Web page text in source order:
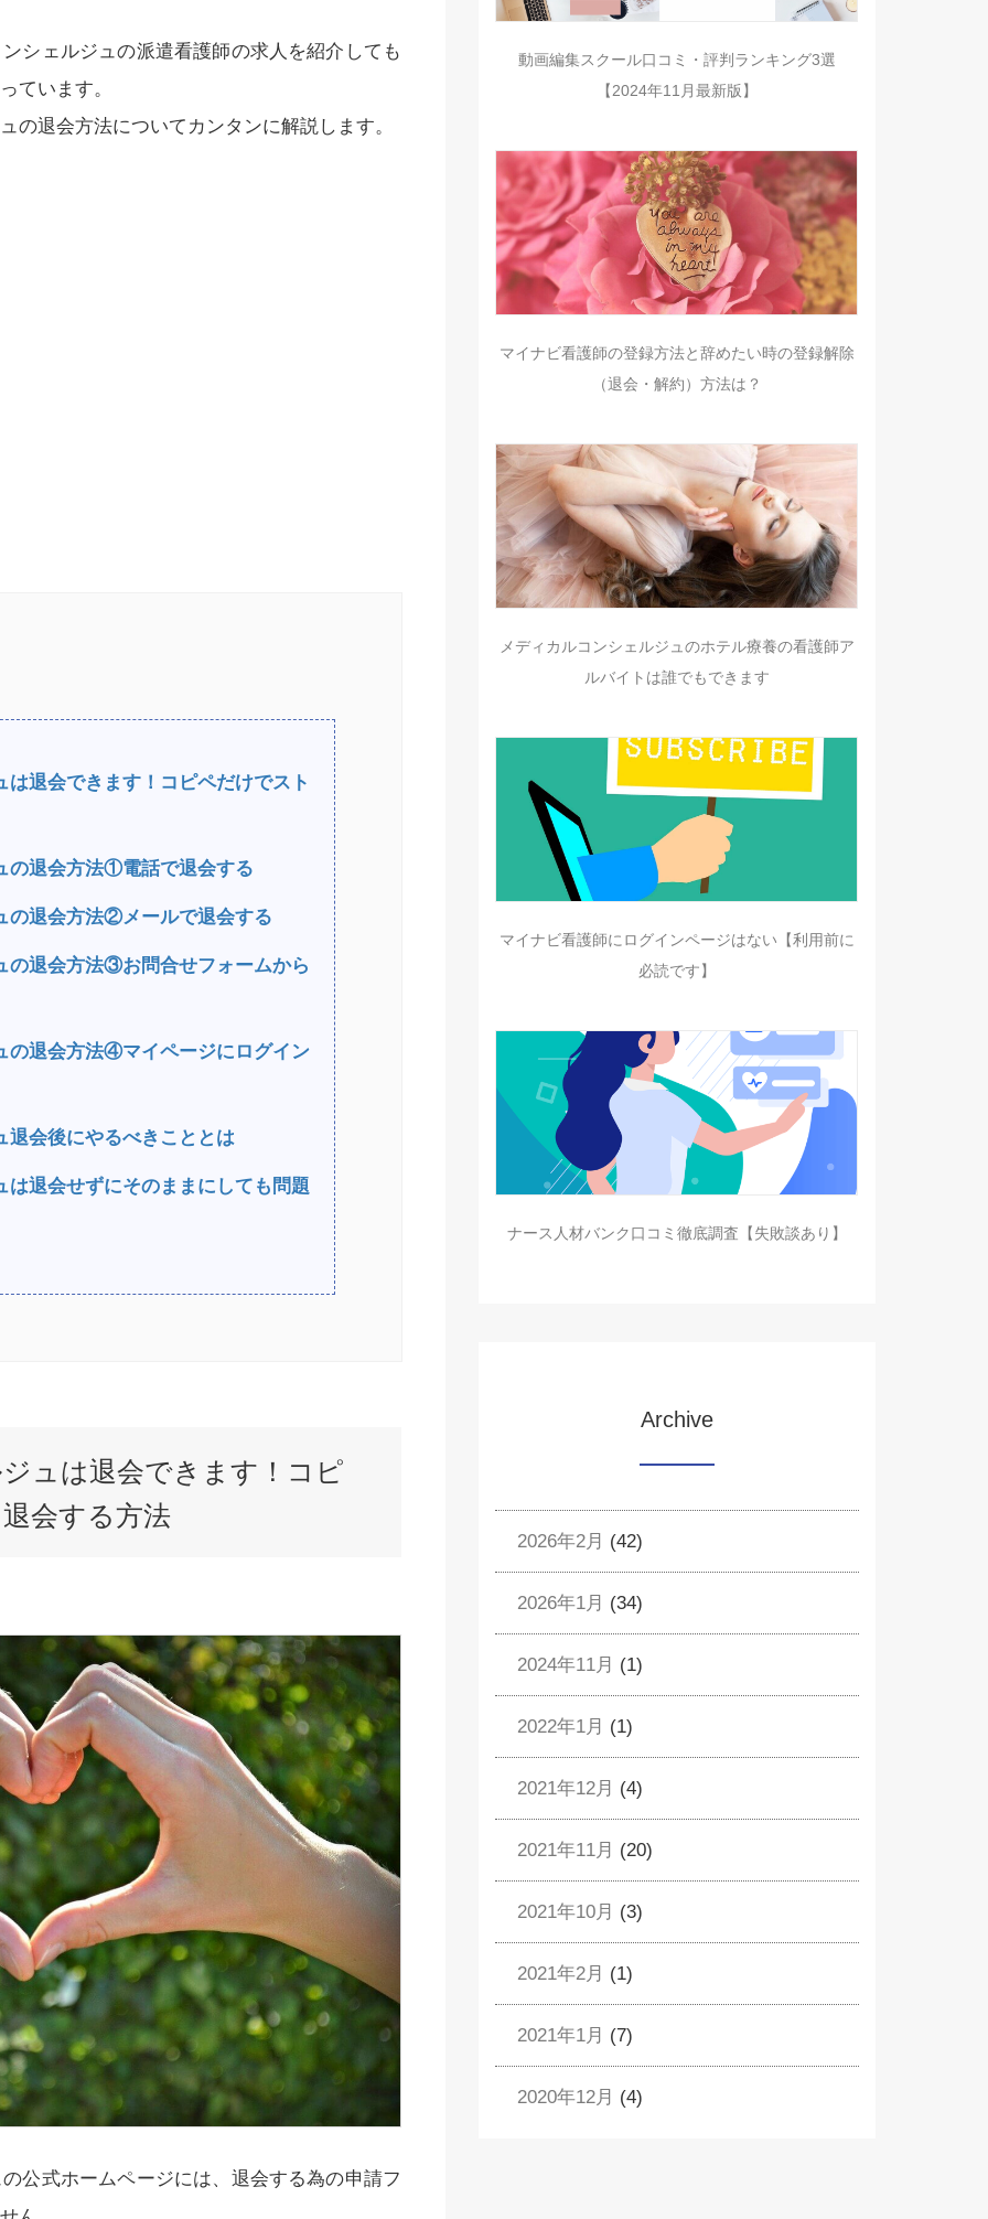
シェルジュの派遣看護師の求人を紹介しても
ています。
の退会方法についてカンタンに解説します。
退会できます！コピペだけでスト
の退会方法①電話で退会する
の退会方法②メールで退会する
の退会方法③お問合せフォームから
の退会方法④マイページにログイン
退会後にやるべきこととは
は退会せずにそのままにしても問題
ュは退会できます！コピ
会する方法
公式ホームページには、退会する為の申請フ
動画編集スクール口コミ・評判ランキング3選
【2024年11月最新版】
マイナビ看護師の登録方法と辞めたい時の登録解除
（退会・解約）方法は？
メディカルコンシェルジュのホテル療養の看護師ア
ルバイトは誰でもできます
マイナビ看護師にログインページはない【利用前に
必読です】
ナース人材バンク口コミ徹底調査【失敗談あり】
Archive
2026年2月 (42)
2026年1月 (34)
2024年11月 (1)
2022年1月 (1)
2021年12月 (4)
2021年11月 (20)
2021年10月 (3)
2021年2月 (1)
2021年1月 (7)
2020年12月 (4)